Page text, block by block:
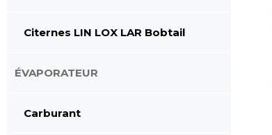
Citernes LIN LOX LAR Bobtail
ÉVAPORATEUR
Carburant